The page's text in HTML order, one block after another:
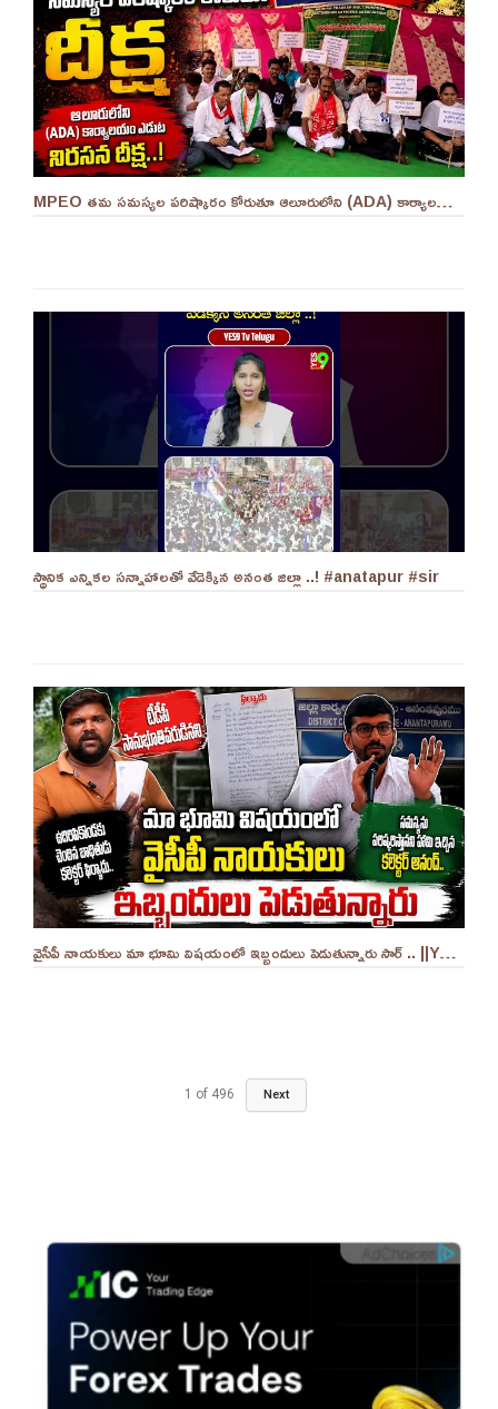
MPEO తమ సమస్యల పరిష్కారం కోరుతూ ఆలూరులోని (ADA) కార్యాలయం ఎదుట దీక్ష ||YES 9TV #kurnool
స్థానిక ఎన్నికల సన్నాహాలతో వేడెక్కిన అనంత జిల్లా ..! #anatapur #sir
వైసీపీ నాయకులు మా భూమి విషయంలో ఇబ్బందులు పెడుతున్నారు సార్ .. ||YES 9TV
1 of 496 Next